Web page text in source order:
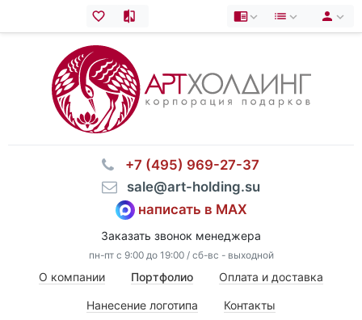
⠀+7 (495) 969-27-37
⠀sale@art-holding.su
написать в MAX
Заказать звонок менеджера
пн-пт с 9:00 до 19:00 / сб-вс - выходной
О компании Портфолио Оплата и доставка
Нанесение логотипа Контакты